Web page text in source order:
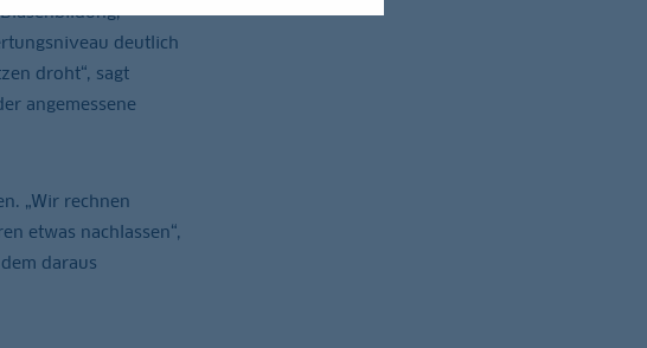
deutlich
droht“, sagt
angemessene
„Wir rechnen
etwas nachlassen“,
daraus